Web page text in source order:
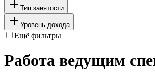
Тип занятости
Уровень дохода
Ещё фильтры
Работа ведущим